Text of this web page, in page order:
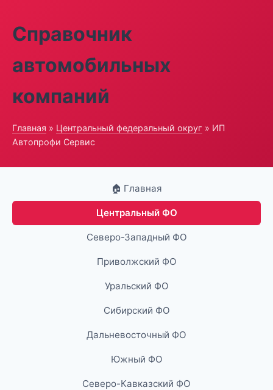
Справочник
автомобильных
компаний
Главная » Центральный федеральный округ » ИП
Автопрофи Сервис
🏠 Главная
Центральный ФО
Северо-Западный ФО
Приволжский ФО
Уральский ФО
Сибирский ФО
Дальневосточный ФО
Южный ФО
Северо-Кавказский ФО